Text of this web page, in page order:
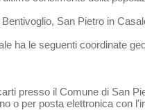
Bentivoglio, San Pietro in
ha le seguenti coordinate
presso il Comune di San
o per posta elettronica con